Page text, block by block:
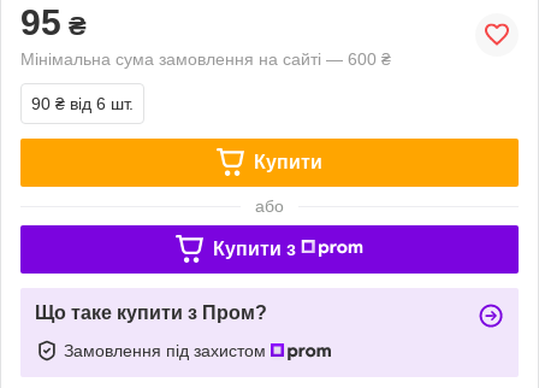
95 ₴
Мінімальна сума замовлення на сайті — 600 ₴
90 ₴ від 6 шт.
Купити
або
Купити з
Що таке купити з Пром?
Замовлення під захистом